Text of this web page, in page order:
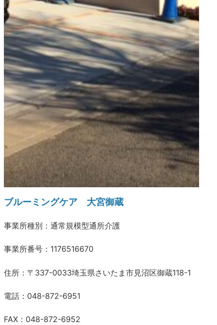
ブルーミングケア 大宮御蔵
事業所種別：通常規模型通所介護
事業所番号：1176516670
住所：〒337-0033埼玉県さいたま市見沼区御蔵118-1
電話：048-872-6951
FAX：048-872-6952